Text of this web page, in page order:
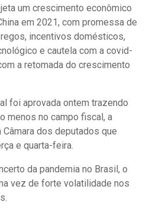
um crescimento econômico
em 2021, com promessa de
incentivos domésticos,
e cautela com a covid-
a retomada do crescimento
foi aprovada ontem trazendo
menos no campo fiscal, a
dos deputados que
e quarta-feira.
da pandemia no Brasil, o
vez de forte volatilidade nos